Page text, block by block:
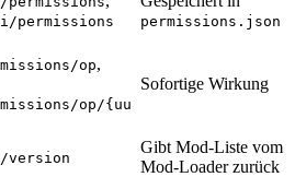
permissions permissions.json
op,
op/{uu
Sofortige Wirkung
version
Gibt Mod-Liste vom
Mod-Loader zurück